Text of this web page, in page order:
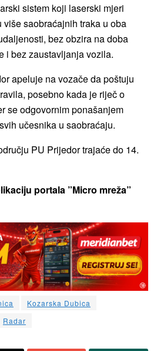
sistem koji laserski mjeri
saobraćajnih traka u oba
bez obzira na doba
i bez zaustavljanja vozila.
apeluje na vozače da poštuju
posebno kada je riječ o
se odgovornim ponašanjem
učesnika u saobraćaju.
PU Prijedor trajaće do 14.
portala ”Micro mreža”
Kozarska Dubica
Radar